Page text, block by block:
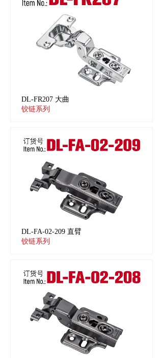
DL-FR207 大曲
铰链系列
DL-FA-02-209 直臂
铰链系列